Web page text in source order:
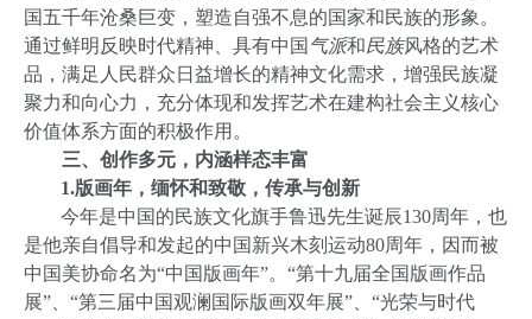
国五千年沧桑巨变，塑造自强不息的国家和民族的形象。
通过鲜明反映时代精神、具有中国 气派和民族风格的艺术
品，满足人民群众日益增长的精神文化需求，增强民族凝
聚力和向心力，充分体现和发挥艺术在建构社会主义核心
价值体系方面的积极作用。
三、创作多元，内涵样态丰富
1.版画年，缅怀和致敬，传承与创新
今年是中国的民族文化旗手鲁迅先生诞辰130周年，也
是他亲自倡导和发起的中国新兴木刻运动80周年，因而被
中国美协命名为“中国版画年”。“第十九届全国版画作品
展”、“第三届中国观澜国际版画双年展”、“光荣与时代